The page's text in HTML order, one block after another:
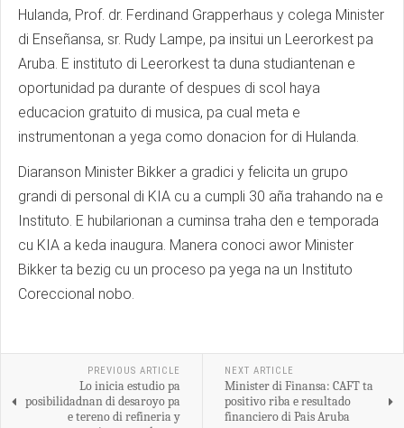
Hulanda, Prof. dr. Ferdinand Grapperhaus y colega Minister
di Enseñansa, sr. Rudy Lampe, pa insitui un Leerorkest pa
Aruba. E instituto di Leerorkest ta duna studiantenan e
oportunidad pa durante of despues di scol haya
educacion gratuito di musica, pa cual meta e
instrumentonan a yega como donacion for di Hulanda.
Diaranson Minister Bikker a gradici y felicita un grupo
grandi di personal di KIA cu a cumpli 30 aña trahando na e
Instituto. E hubilarionan a cuminsa traha den e temporada
cu KIA a keda inaugura. Manera conoci awor Minister
Bikker ta bezig cu un proceso pa yega na un Instituto
Coreccional nobo.
PREVIOUS ARTICLE
Lo inicia estudio pa
posibilidadnan di desaroyo pa
e tereno di refineria y
NEXT ARTICLE
Minister di Finansa: CAFT ta
positivo riba e resultado
financiero di Pais Aruba